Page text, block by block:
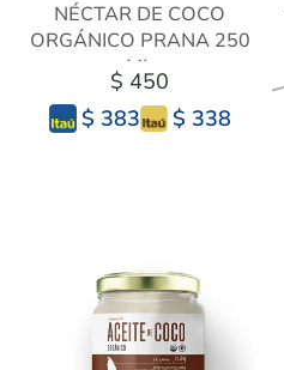
NÉCTAR DE COCO
ORGÁNICO PRANA 250
ML
$ 450
$ 383
$ 338